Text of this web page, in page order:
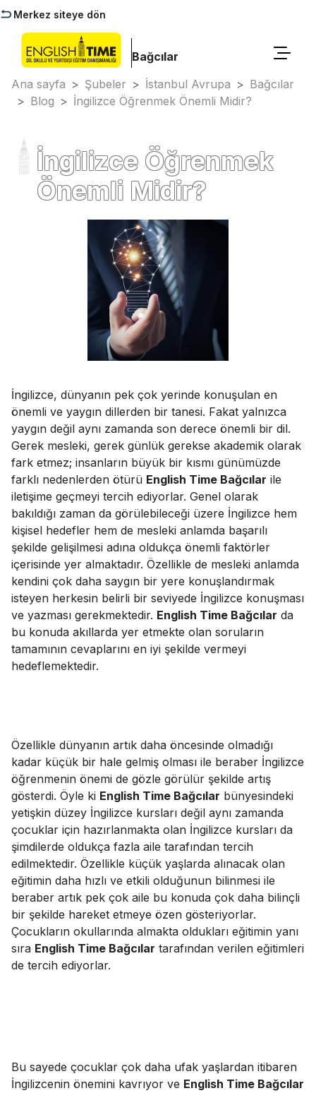
Merkez siteye dön
Bağcılar
Ana sayfa > Şubeler > İstanbul Avrupa > Bağcılar
> Blog > İngilizce Öğrenmek Önemli Midir?
İngilizce Öğrenmek
Önemli Midir?
İngilizce, dünyanın pek çok yerinde konuşulan en
önemli ve yaygın dillerden bir tanesi. Fakat yalnızca
yaygın değil aynı zamanda son derece önemli bir dil.
Gerek mesleki, gerek günlük gerekse akademik olarak
fark etmez; insanların büyük bir kısmı günümüzde
farklı nedenlerden ötürü English Time Bağcılar ile
iletişime geçmeyi tercih ediyorlar. Genel olarak
bakıldığı zaman da görülebileceği üzere İngilizce hem
kişisel hedefler hem de mesleki anlamda başarılı
şekilde gelişilmesi adına oldukça önemli faktörler
içerisinde yer almaktadır. Özellikle de mesleki anlamda
kendini çok daha saygın bir yere konuşlandırmak
isteyen herkesin belirli bir seviyede İngilizce konuşması
ve yazması gerekmektedir. English Time Bağcılar da
bu konuda akıllarda yer etmekte olan soruların
tamamının cevaplarını en iyi şekilde vermeyi
hedeflemektedir.
Özellikle dünyanın artık daha öncesinde olmadığı
kadar küçük bir hale gelmiş olması ile beraber İngilizce
öğrenmenin önemi de gözle görülür şekilde artış
gösterdi. Öyle ki English Time Bağcılar bünyesindeki
yetişkin düzey İngilizce kursları değil aynı zamanda
çocuklar için hazırlanmakta olan İngilizce kursları da
şimdilerde oldukça fazla aile tarafından tercih
edilmektedir. Özellikle küçük yaşlarda alınacak olan
eğitimin daha hızlı ve etkili olduğunun bilinmesi ile
beraber artık pek çok aile bu konuda çok daha bilinçli
bir şekilde hareket etmeye özen gösteriyorlar.
Çocukların okullarında almakta oldukları eğitimin yanı
sıra English Time Bağcılar tarafından verilen eğitimleri
de tercih ediyorlar.
Bu sayede çocuklar çok daha ufak yaşlardan itibaren
İngilizcenin önemini kavrıyor ve English Time Bağcılar